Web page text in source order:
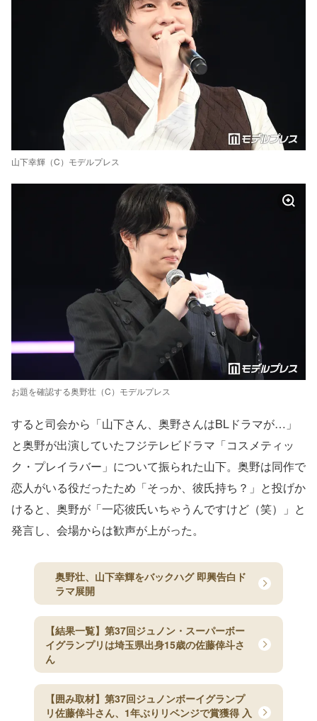
山下幸輝（C）モデルプレス
お題を確認する奥野壮（C）モデルプレス
すると司会から「山下さん、奥野さんはBLドラマが…」
と奥野が出演していたフジテレビドラマ「コスメティッ
ク・プレイラバー」について振られた山下。奥野は同作で
恋人がいる役だったため「そっか、彼氏持ち？」と投げか
けると、奥野が「一応彼氏いちゃうんですけど（笑）」と
発言し、会場からは歓声が上がった。
奥野壮、山下幸輝をバックハグ 即興告白ド
ラマ展開
【結果一覧】第37回ジュノン・スーパーボー
イグランプリは埼玉県出身15歳の佐藤倖斗さ
ん
【囲み取材】第37回ジュノンボーイグランプ
リ佐藤倖斗さん、1年ぶりリベンジで賞獲得 入